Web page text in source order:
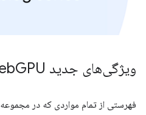
ویژگی‌های جدید Web GPU
فهرستی از تمام مواردی که در مجموعه